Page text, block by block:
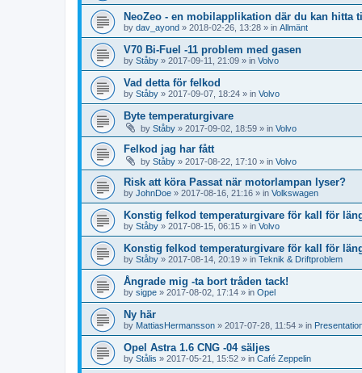
NeoZeo - en mobilapplikation där du kan hitta
by dav_ayond » 2018-02-26, 13:28 » in Allmänt
V70 Bi-Fuel -11 problem med gasen
by Ståby » 2017-09-11, 21:09 » in Volvo
Vad detta för felkod
by Ståby » 2017-09-07, 18:24 » in Volvo
Byte temperaturgivare
by Ståby » 2017-09-02, 18:59 » in Volvo
Felkod jag har fått
by Ståby » 2017-08-22, 17:10 » in Volvo
Risk att köra Passat när motorlampan lyser?
by JohnDoe » 2017-08-16, 21:16 » in Volkswagen
Konstig felkod temperaturgivare för kall för
by Ståby » 2017-08-15, 06:15 » in Volvo
Konstig felkod temperaturgivare för kall för
by Ståby » 2017-08-14, 20:19 » in Teknik & Driftproblem
Ångrade mig -ta bort tråden tack!
by sigpe » 2017-08-02, 17:14 » in Opel
Ny här
by MattiasHermansson » 2017-07-28, 11:54 » in
Opel Astra 1.6 CNG -04 säljes
by Stålis » 2017-05-21, 15:52 » in Café Zeppelin